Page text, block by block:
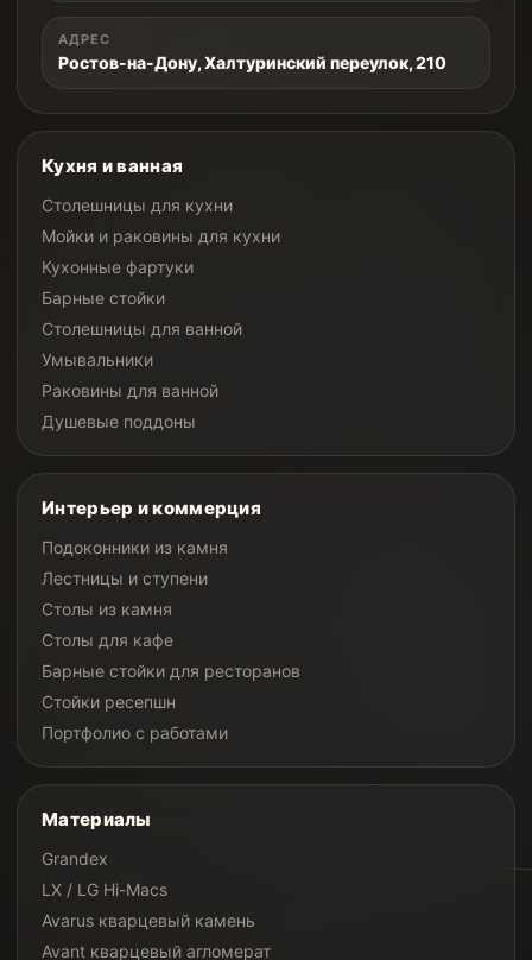
АДРЕС
Ростов-на-Дону, Халтуринский переулок, 210
Кухня и ванная
Столешницы для кухни
Мойки и раковины для кухни
Кухонные фартуки
Барные стойки
Столешницы для ванной
Умывальники
Раковины для ванной
Душевые поддоны
Интерьер и коммерция
Подоконники из камня
Лестницы и ступени
Столы из камня
Столы для кафе
Барные стойки для ресторанов
Стойки ресепшн
Портфолио с работами
Материалы
Grandex
LX / LG Hi-Macs
Avarus кварцевый камень
Avant кварцевый агломерат